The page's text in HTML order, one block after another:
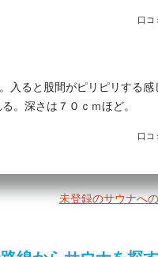
口コ
入ると股間がピリピリする感
。深さは７０ｃｍほど。
口コ
未登録のサウナへ